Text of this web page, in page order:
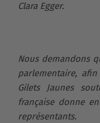
Clara Egger.
Nous demandons
parlementaire,
Gilets Jaunes
française donne
représentants.